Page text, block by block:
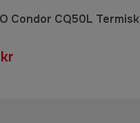
Condor CQ50L Termisk